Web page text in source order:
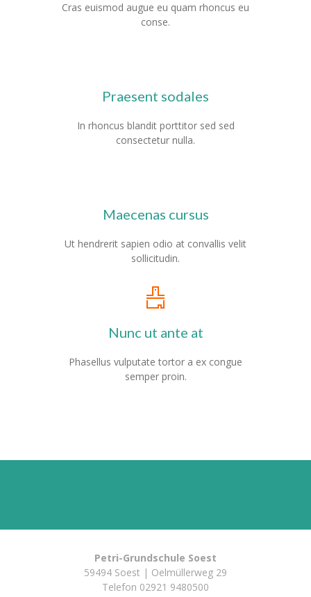
Cras euismod augue eu quam rhoncus eu
conse.
Praesent sodales
In rhoncus blandit porttitor sed sed
consectetur nulla.
Maecenas cursus
Ut hendrerit sapien odio at convallis velit
sollicitudin.
Nunc ut ante at
Phasellus vulputate tortor a ex congue
semper proin.
Petri-Grundschule Soest
59494 Soest | Oelmüllerweg 29
Telefon 02921 9480500